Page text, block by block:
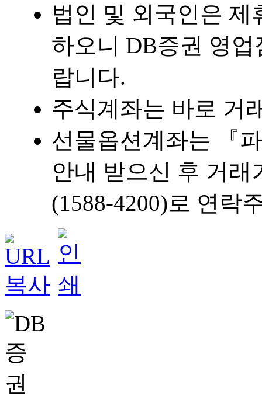
법인 및 외국인은
하오니 DB증권 영
랍니다.
주식계좌는 바로 거
선물옵션계좌는 『
안내 받으신 후 거래
(1588-4200)로 연락